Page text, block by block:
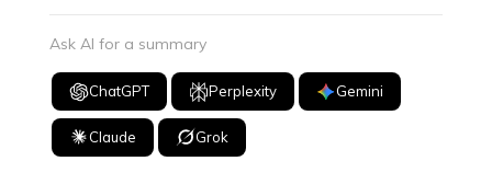
Ask AI for a summary
ChatGPT Perplexity Gemini
Claude Grok